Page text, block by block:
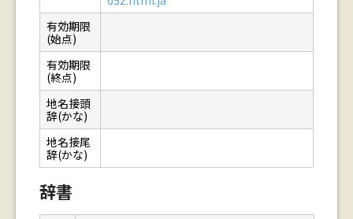
有効期限
(始点)
有効期限
(終点)
地名接頭
辞(かな)
地名接尾
辞(かな)
辞書